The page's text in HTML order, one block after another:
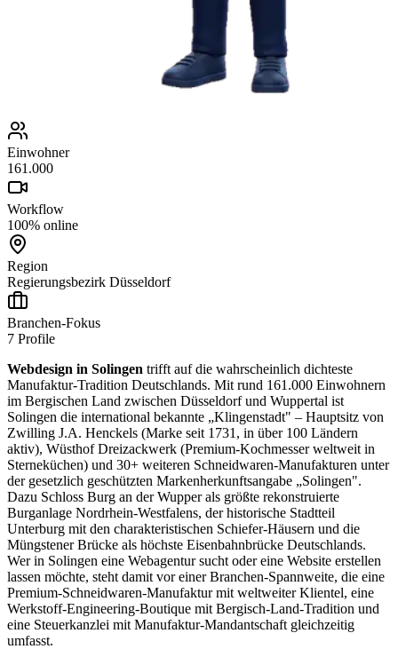
Einwohner
161.000
Workflow
100% online
Region
Regierungsbezirk Düsseldorf
Branchen-Fokus
7 Profile
Webdesign in Solingen trifft auf die wahrscheinlich dichteste
Manufaktur-Tradition Deutschlands. Mit rund 161.000 Einwohnern
im Bergischen Land zwischen Düsseldorf und Wuppertal ist
Solingen die international bekannte „Klingenstadt" – Hauptsitz von
Zwilling J.A. Henckels (Marke seit 1731, in über 100 Ländern
aktiv), Wüsthof Dreizackwerk (Premium-Kochmesser weltweit in
Sterneküchen) und 30+ weiteren Schneidwaren-Manufakturen unter
der gesetzlich geschützten Markenherkunftsangabe „Solingen".
Dazu Schloss Burg an der Wupper als größte rekonstruierte
Burganlage Nordrhein-Westfalens, der historische Stadtteil
Unterburg mit den charakteristischen Schiefer-Häusern und die
Müngstener Brücke als höchste Eisenbahnbrücke Deutschlands.
Wer in Solingen eine Webagentur sucht oder eine Website erstellen
lassen möchte, steht damit vor einer Branchen-Spannweite, die eine
Premium-Schneidwaren-Manufaktur mit weltweiter Klientel, eine
Werkstoff-Engineering-Boutique mit Bergisch-Land-Tradition und
eine Steuerkanzlei mit Manufaktur-Mandantschaft gleichzeitig
umfasst.